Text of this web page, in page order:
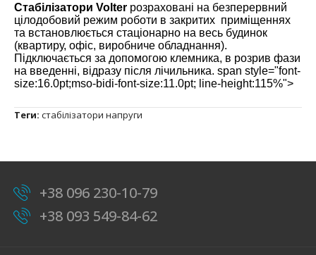
Стабілізатори Volter розраховані на безперервний
цілодобовий режим роботи в закритих приміщеннях
та встановлюється стаціонарно на весь будинок
(квартиру, офіс, виробниче обладнання).
Підключається за допомогою клемника, в розрив фази
на введенні, відразу після лічильника. span style="font-
size:16.0pt;mso-bidi-font-size:11.0pt; line-height:115%">
Теги: стабілізатори напруги
+38 096 230-10-79
+38 093 549-84-62